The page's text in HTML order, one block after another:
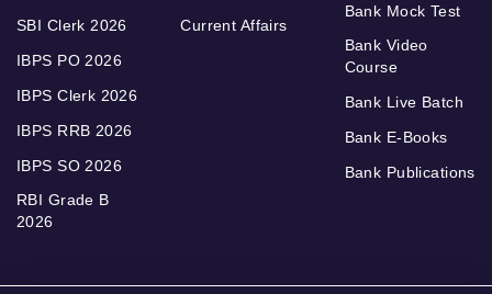
SBI Clerk 2026
IBPS PO 2026
IBPS Clerk 2026
IBPS RRB 2026
IBPS SO 2026
RBI Grade B
2026
Current Affairs
Bank Mock Test
Bank Video
Course
Bank Live Batch
Bank E-Books
Bank Publications